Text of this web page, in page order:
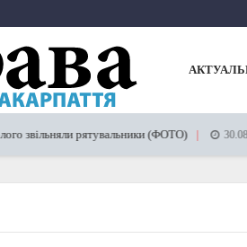
звільняли рятувальники (ФОТО)